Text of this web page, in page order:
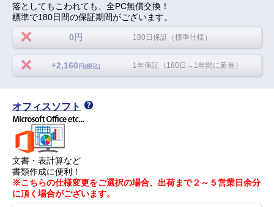
落としてもこわれても、全PC無償交換！
標準で180日間の保証期間がございます。
0円 180日保証（標準仕様）
+2,160 円(税込) 1年保証（180日→1年間に延長）
オフィスソフト
文書・表計算など
書類作成に便利！
※こちらの仕様変更をご選択の場合、出荷まで２～５営業日余分
に頂く場合がございます。